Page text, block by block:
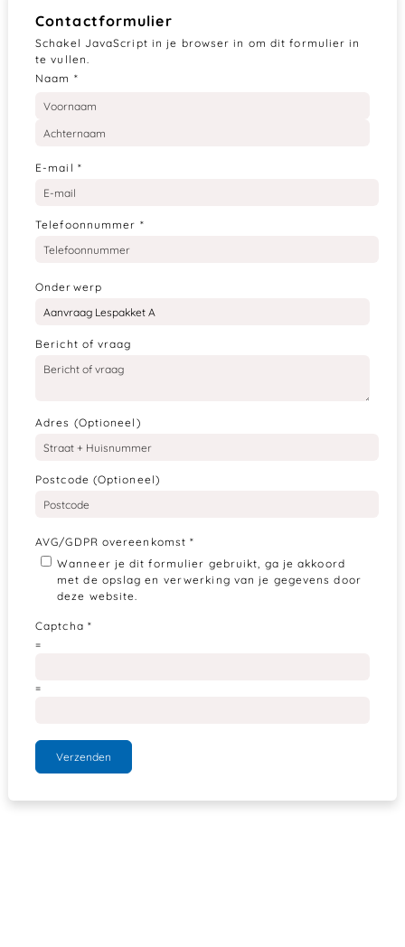
Contactformulier
Schakel JavaScript in je browser in om dit formulier in
te vullen.
Naam *
E-mail *
Telefoonnummer *
Onderwerp
Bericht of vraag
Adres (Optioneel)
Postcode (Optioneel)
AVG/GDPR overeenkomst*
Wanneer je dit formulier gebruikt, ga je akkoord
met de opslag en verwerking van je gegevens door
deze website.
Captcha *
=
=
Verzenden